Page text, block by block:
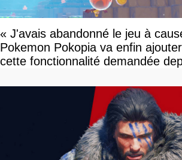
« J'avais abandonné le jeu à
Pokemon Pokopia va enfin
cette fonctionnalité demandée